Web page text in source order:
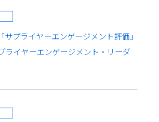
プライヤーエンゲージメント評価」
ライヤーエンゲージメント・リーダ